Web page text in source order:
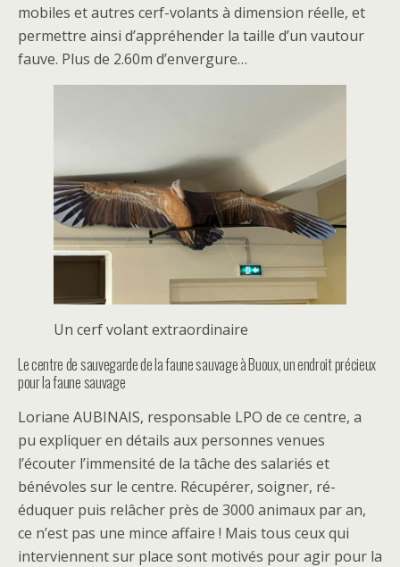
mobiles et autres cerf-volants à dimension réelle, et
permettre ainsi d’appréhender la taille d’un vautour
fauve. Plus de 2.60m d’envergure…
Un cerf volant extraordinaire
Le centre de sauvegarde de la faune sauvage à Buoux, un endroit précieux
pour la faune sauvage
Loriane AUBINAIS, responsable LPO de ce centre, a
pu expliquer en détails aux personnes venues
l’écouter l’immensité de la tâche des salariés et
bénévoles sur le centre. Récupérer, soigner, ré-
éduquer puis relâcher près de 3000 animaux par an,
ce n’est pas une mince affaire ! Mais tous ceux qui
interviennent sur place sont motivés pour agir pour la